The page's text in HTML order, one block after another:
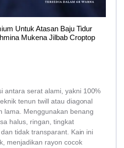
Untuk Atasan Baju Tidur
Mukena Jilbab Croptop
antara serat alami, yakni 100%
tenun twill atau diagonal
lama. Menggunakan benang
halus, ringan, tingkat
tidak transparant. Kain ini
menjadikan rayon cocok